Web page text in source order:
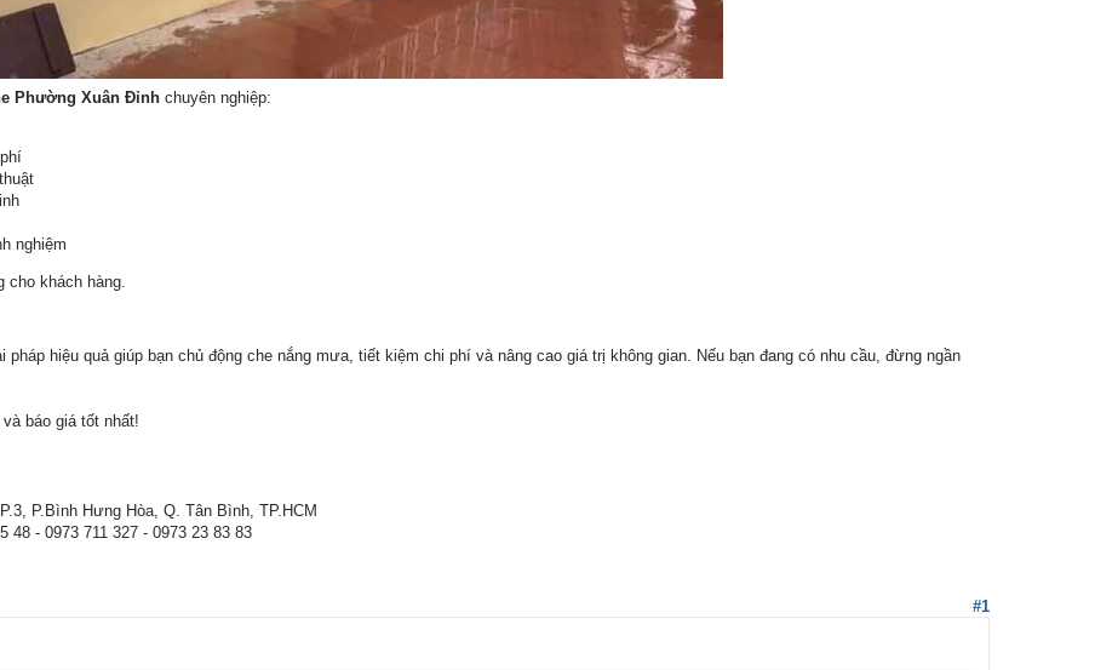
Phường Xuân Đỉnh chuyên nghiệp:
nghiệm
cho khách hàng.
pháp hiệu quả giúp bạn chủ động che nắng mưa, tiết kiệm chi phí và nâng cao giá trị không gian. Nếu bạn đang có nhu cầu, đừng ngần
báo giá tốt nhất!
P.Bình Hưng Hòa, Q. Tân Bình, TP.HCM
48 - 0973 711 327 - 0973 23 83 83
#1